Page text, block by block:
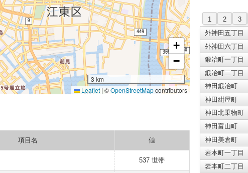
+
−
3 km
Leaflet | ©OpenStreetMapcontributors
項目名 値
537 世帯
1 2 3
外神田五丁目
外神田六丁目
鍛冶町一丁目
鍛冶町二丁目
神田鍛冶町
神田紺屋町
神田北乗物町
神田富山町
神田美倉町
岩本町一丁目
岩本町二丁目